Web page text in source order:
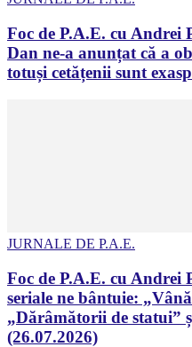
Foc de P.A.E. cu Andrei
Dan ne-a anunțat că a
totuși cetățenii sunt
JURNALE DE P.A.E.
Foc de P.A.E. cu Andrei
seriale ne bântuie:
„Dărâmătorii de statui”
(26.07.2026)